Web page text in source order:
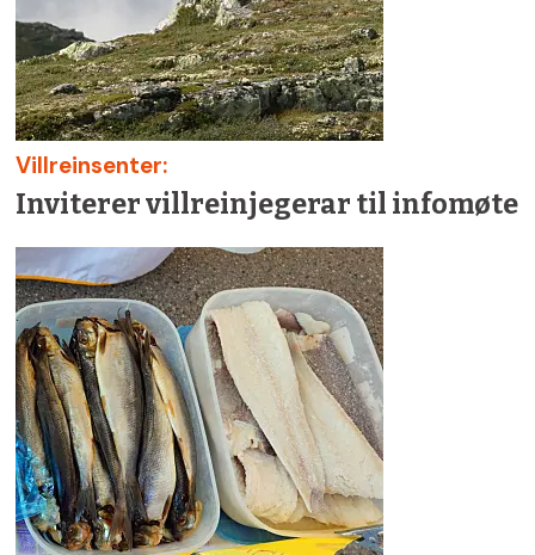
Villreinsenter:
Inviterer villreinjegerar til infomøte